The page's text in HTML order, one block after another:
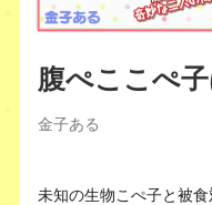
腹ぺここぺ
金子ある
未知の生物こぺ子と被